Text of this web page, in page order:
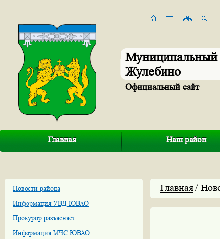
Муниципальный
Жулебино
Официальный сайт
Главная Наш район
Новости района
Информация УВД ЮВАО
Прокурор разъясняет
Информация МЧС ЮВАО
Главная /